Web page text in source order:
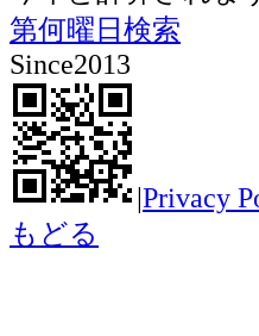
第何曜日検索
Since2013
|Privacy
もどる